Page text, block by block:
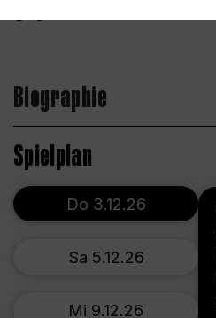
Biographie
Spielplan
Do 3.12.26
Sa 5.12.26
Mi 9.12.26